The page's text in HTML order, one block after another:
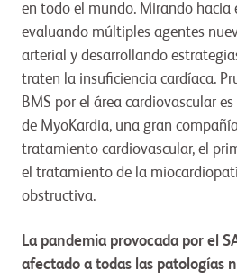
en todo el mundo. Mirando hacia
evaluando múltiples agentes
arterial y desarrollando
traten la insuficiencia cardíaca.
BMS por el área cardiovascular
de MyoKardia, una gran
tratamiento cardiovascular, el
el tratamiento de la
obstructiva.
La pandemia provocada por el
afectado a todas las patologías